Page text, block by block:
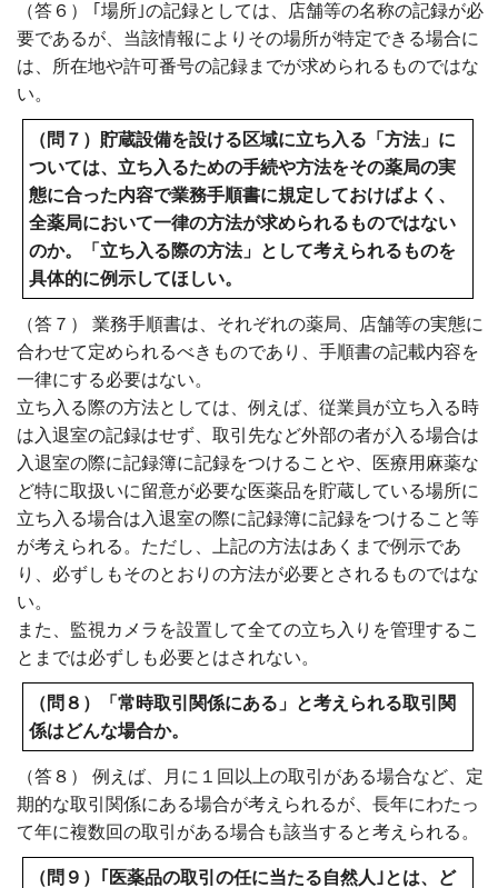
（答６） ｢場所｣の記録としては、店舗等の名称の記録が必
要であるが、当該情報によりその場所が特定できる場合に
は、所在地や許可番号の記録までが求められるものではな
い。
（問７）貯蔵設備を設ける区域に立ち入る「方法」に
ついては、立ち入るための手続や方法をその薬局の実
態に合った内容で業務手順書に規定しておけばよく、
全薬局において一律の方法が求められるものではない
のか。「立ち入る際の方法」として考えられるものを
具体的に例示してほしい。
（答７） 業務手順書は、それぞれの薬局、店舗等の実態に
合わせて定められるべきものであり、手順書の記載内容を
一律にする必要はない。
立ち入る際の方法としては、例えば、従業員が立ち入る時
は入退室の記録はせず、取引先など外部の者が入る場合は
入退室の際に記録簿に記録をつけることや、医療用麻薬な
ど特に取扱いに留意が必要な医薬品を貯蔵している場所に
立ち入る場合は入退室の際に記録簿に記録をつけること等
が考えられる。ただし、上記の方法はあくまで例示であ
り、必ずしもそのとおりの方法が必要とされるものではな
い。
また、監視カメラを設置して全ての立ち入りを管理するこ
とまでは必ずしも必要とはされない。
（問８）「常時取引関係にある」と考えられる取引関
係はどんな場合か。
（答８） 例えば、月に１回以上の取引がある場合など、定
期的な取引関係にある場合が考えられるが、長年にわたっ
て年に複数回の取引がある場合も該当すると考えられる。
（問９）｢医薬品の取引の任に当たる自然人｣とは、ど